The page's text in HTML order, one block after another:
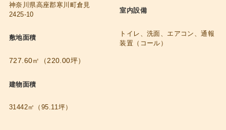
神奈川県高座郡寒川町倉見
2425-10
敷地面積
727.60㎡（220.00坪）
建物面積
31442㎡（95.11坪）
室内設備
トイレ、洗面、エアコン、通報
装置（コール）